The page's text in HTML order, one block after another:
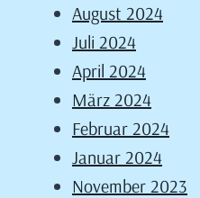
August 2024
Juli 2024
April 2024
März 2024
Februar 2024
Januar 2024
November 2023